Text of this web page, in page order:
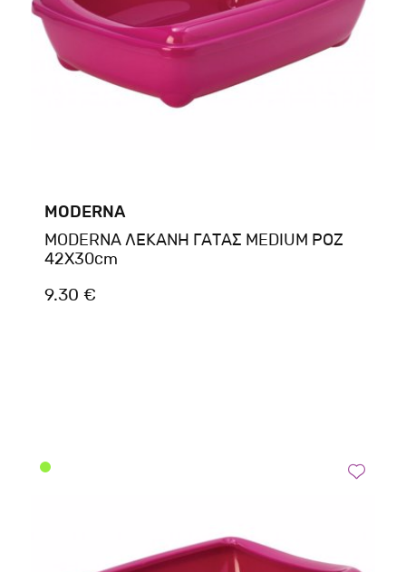
MODERNA
MODERNA ΛΕΚΑΝΗ ΓΑΤΑΣ MEDIUM ΡΟΖ
42X30cm
9.30 €